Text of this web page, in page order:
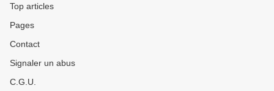
Top articles
Pages
Contact
Signaler un abus
C.G.U.